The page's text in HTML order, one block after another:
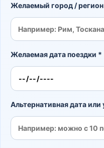
Желаемый город / регион
Желаемая дата поездки *
Альтернативная дата